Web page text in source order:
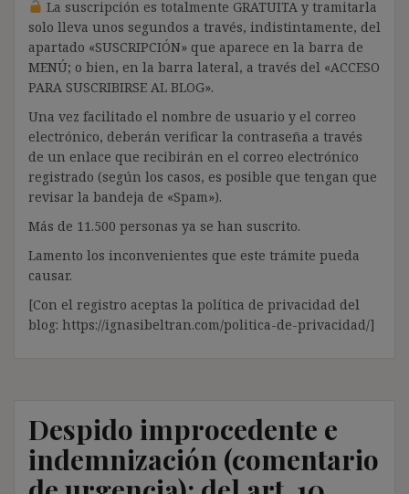
La suscripción es totalmente GRATUITA y tramitarla
solo lleva unos segundos a través, indistintamente, del
apartado «SUSCRIPCIÓN» que aparece en la barra de
MENÚ; o bien, en la barra lateral, a través del «ACCESO
PARA SUSCRIBIRSE AL BLOG».
Una vez facilitado el nombre de usuario y el correo
electrónico, deberán verificar la contraseña a través
de un enlace que recibirán en el correo electrónico
registrado (según los casos, es posible que tengan que
revisar la bandeja de «Spam»).
Más de 11.500 personas ya se han suscrito.
Lamento los inconvenientes que este trámite pueda
causar.
[Con el registro aceptas la política de privacidad del
blog: https://ignasibeltran.com/politica-de-privacidad/]
Despido improcedente e
indemnización (comentario